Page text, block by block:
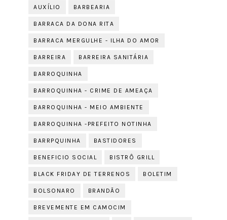
AUXÍLIO BARBEARIA
BARRACA DA DONA RITA
BARRACA MERGULHE - ILHA DO AMOR
BARREIRA BARREIRA SANITÁRIA
BARROQUINHA
BARROQUINHA - CRIME DE AMEAÇA
BARROQUINHA - MEIO AMBIENTE
BARROQUINHA -PREFEITO NOTINHA
BARRPQUINHA BASTIDORES
BENEFICIO SOCIAL BISTRÔ GRILL
BLACK FRIDAY DE TERRENOS BOLETIM
BOLSONARO BRANDÃO
BREVEMENTE EM CAMOCIM